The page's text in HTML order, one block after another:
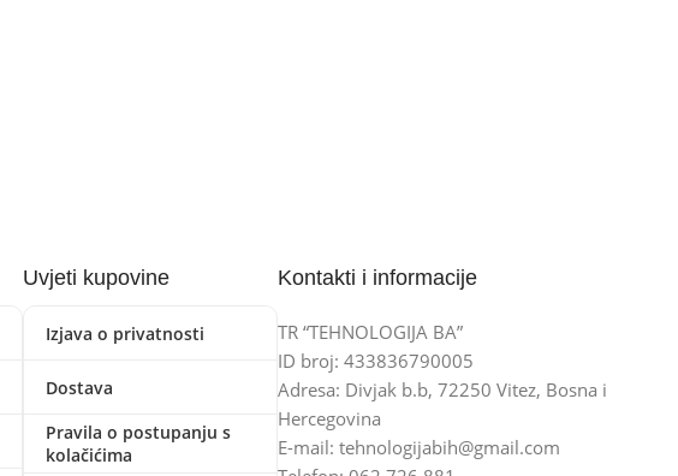
Uvjeti kupovine
Izjava o privatnosti
Dostava
Pravila o postupanju s
kolačićima
Kontakti i informacije
TR “TEHNOLOGIJA BA”
ID broj: 433836790005
Adresa: Divjak b.b, 72250 Vitez, Bosna i
Hercegovina
E-mail: tehnologijabih@gmail.com